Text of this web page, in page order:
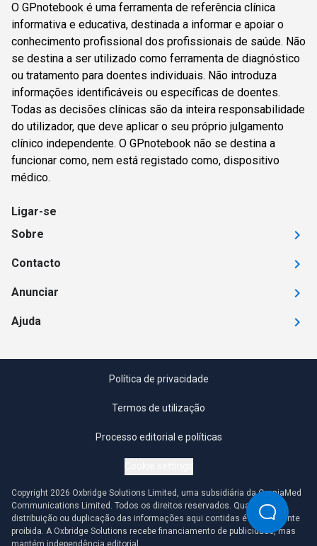
O GPnotebook é uma ferramenta de referência clínica
informativa e educativa, destinada a informar e apoiar o
conhecimento profissional dos profissionais de saúde. Não
se destina a ser utilizado como ferramenta de diagnóstico
ou tratamento para doentes individuais. Não introduza
informações identificáveis ou específicas de doentes.
Todas as decisões clínicas são da inteira responsabilidade
do utilizador, que deve aplicar o seu próprio julgamento
clínico independente. O GPnotebook não se destina a
funcionar como, nem está registado como, dispositivo
médico.
Ligar-se
Sobre
Contacto
Anunciar
Ajuda
Política de privacidade
Termos de utilização
Processo editorial e políticas
Copyright 2026 Oxbridge Solutions Limited, uma subsidiária da OmniaMed
Communications Limited. Todos os direitos reservados. Qualquer
distribuição ou duplicação das informações aqui contidas é estritamente
proibida. A Oxbridge Solutions recebe financiamento de publicidade, mas
mantém independência editorial.